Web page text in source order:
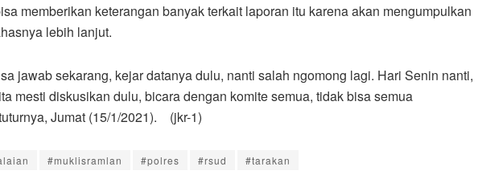
memberikan keterangan banyak terkait laporan itu karena akan mengumpulkan
lebih lanjut.
jawab sekarang, kejar datanya dulu, nanti salah ngomong lagi. Hari Senin nanti,
mesti diskusikan dulu, bicara dengan komite semua, tidak bisa semua
Jumat (15/1/2021). (jkr-1)
#muklisramlan #polres #rsud #tarakan